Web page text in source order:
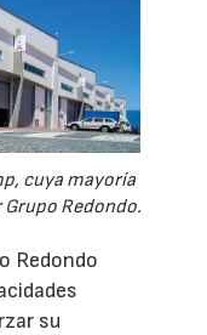
cuya mayoría
Redondo.
Redondo
su